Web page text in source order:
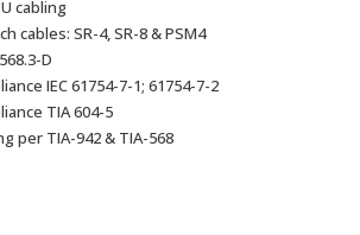
cabling
cables: SR-4, SR-8 & PSM4
D
IEC 61754-7-1; 61754-7-2
TIA 604-5
per TIA-942 & TIA-568